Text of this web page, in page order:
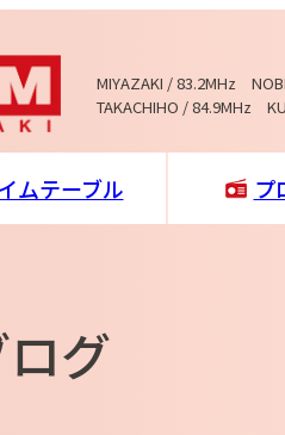
MIYAZAKI / 83.2MHz
TAKACHIHO / 84.9MHz
ムテーブル プ
グ